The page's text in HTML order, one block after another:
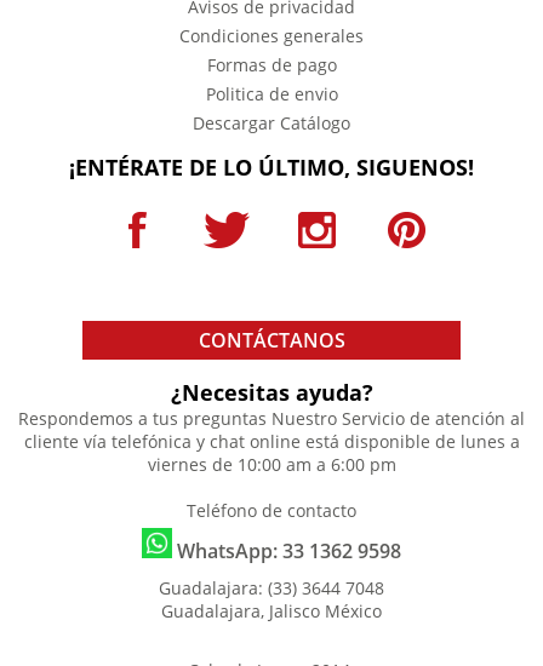
Avisos de privacidad
Condiciones generales
Formas de pago
Politica de envio
Descargar Catálogo
¡ENTÉRATE DE LO ÚLTIMO, SIGUENOS!
CONTÁCTANOS
¿Necesitas ayuda?
Respondemos a tus preguntas Nuestro Servicio de atención al
cliente vía telefónica y chat online está disponible de lunes a
viernes de 10:00 am a 6:00 pm
Teléfono de contacto
WhatsApp: 33 1362 9598
Guadalajara: (33) 3644 7048
Guadalajara, Jalisco México